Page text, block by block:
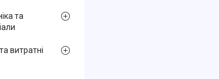
та
витратні